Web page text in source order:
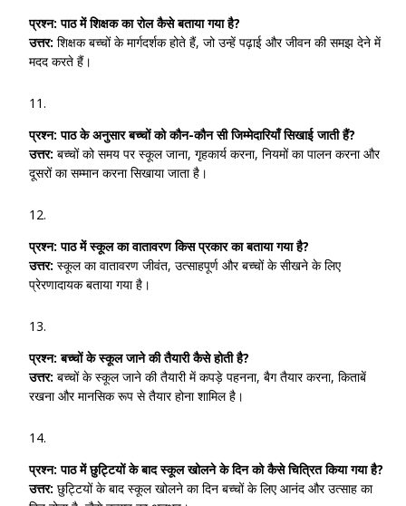
प्रश्न: पाठ में शिक्षक का रोल कैसे बताया गया है?
उत्तर: शिक्षक बच्चों के मार्गदर्शक होते हैं, जो उन्हें पढ़ाई और जीवन की समझ देने में
मदद करते हैं।
प्रश्न: पाठ के अनुसार बच्चों को कौन-कौन सी जिम्मेदारियाँ सिखाई जाती हैं?
उत्तर: बच्चों को समय पर स्कूल जाना, गृहकार्य करना, नियमों का पालन करना और
दूसरों का सम्मान करना सिखाया जाता है।
प्रश्न: पाठ में स्कूल का वातावरण किस प्रकार का बताया गया है?
उत्तर: स्कूल का वातावरण जीवंत, उत्साहपूर्ण और बच्चों के सीखने के लिए
प्रेरणादायक बताया गया है।
प्रश्न: बच्चों के स्कूल जाने की तैयारी कैसे होती है?
उत्तर: बच्चों के स्कूल जाने की तैयारी में कपड़े पहनना, बैग तैयार करना, किताबें
रखना और मानसिक रूप से तैयार होना शामिल है।
प्रश्न: पाठ में छुट्टियों के बाद स्कूल खोलने के दिन को कैसे चित्रित किया गया है?
उत्तर: छुट्टियों के बाद स्कूल खोलने का दिन बच्चों के लिए आनंद और उत्साह का